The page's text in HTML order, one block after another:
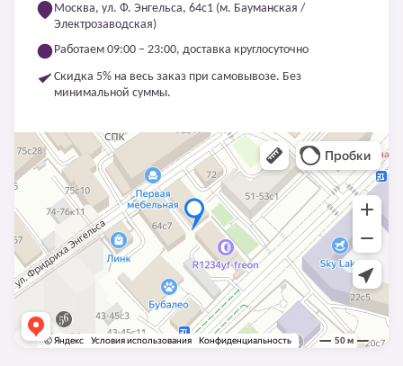
Москва, ул. Ф. Энгельса, 64с1 (м. Бауманская /
Электрозаводская)
Работаем 09:00 – 23:00, доставка круглосуточно
Скидка 5% на весь заказ при самовывозе. Без
минимальной суммы.